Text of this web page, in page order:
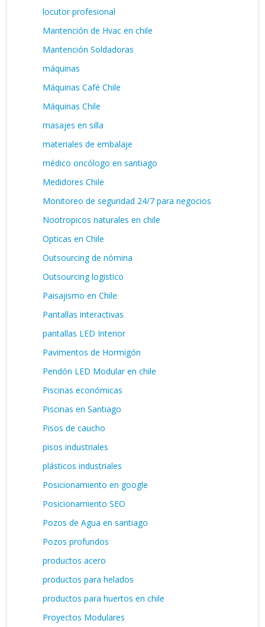
locutor profesional
Mantención de Hvac en chile
Mantención Soldadoras
máquinas
Máquinas Café Chile
Máquinas Chile
masajes en silla
materiales de embalaje
médico oncólogo en santiago
Medidores Chile
Monitoreo de seguridad 24/7 para negocios
Nootropicos naturales en chile
Opticas en Chile
Outsourcing de nómina
Outsourcing logistico
Paisajismo en Chile
Pantallas interactivas
pantallas LED Interior
Pavimentos de Hormigón
Pendón LED Modular en chile
Piscinas económicas
Piscinas en Santiago
Pisos de caucho
pisos industriales
plásticos industriales
Posicionamiento en google
Posicionamiento SEO
Pozos de Agua en santiago
Pozos profundos
productos acero
productos para helados
productos para huertos en chile
Proyectos Modulares